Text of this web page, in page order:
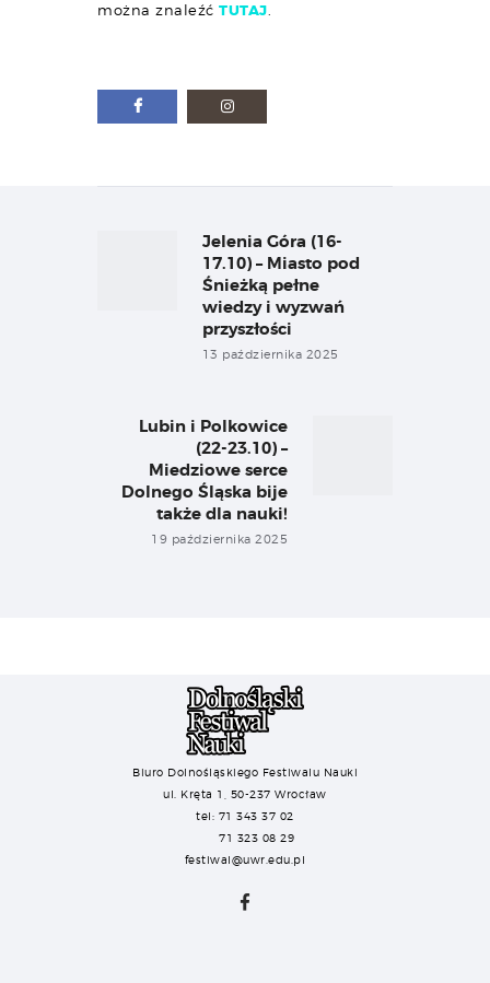
można znaleźć TUTAJ
Previous
post:
Jelenia Góra (16-
17.10) – Miasto pod
Śnieżką pełne
wiedzy i wyzwań
przyszłości
13 października 2025
post:
Lubin i Polkowice
(22-23.10) –
Miedziowe serce
Dolnego Śląska bije
także dla nauki!
19 października 2025
Biuro Dolnośląskiego Festiwalu Nauki
ul. Kręta 1, 50-237 Wrocław
tel: 71 343 37 02
71 323 08 29
festiwal@uwr.edu.pl